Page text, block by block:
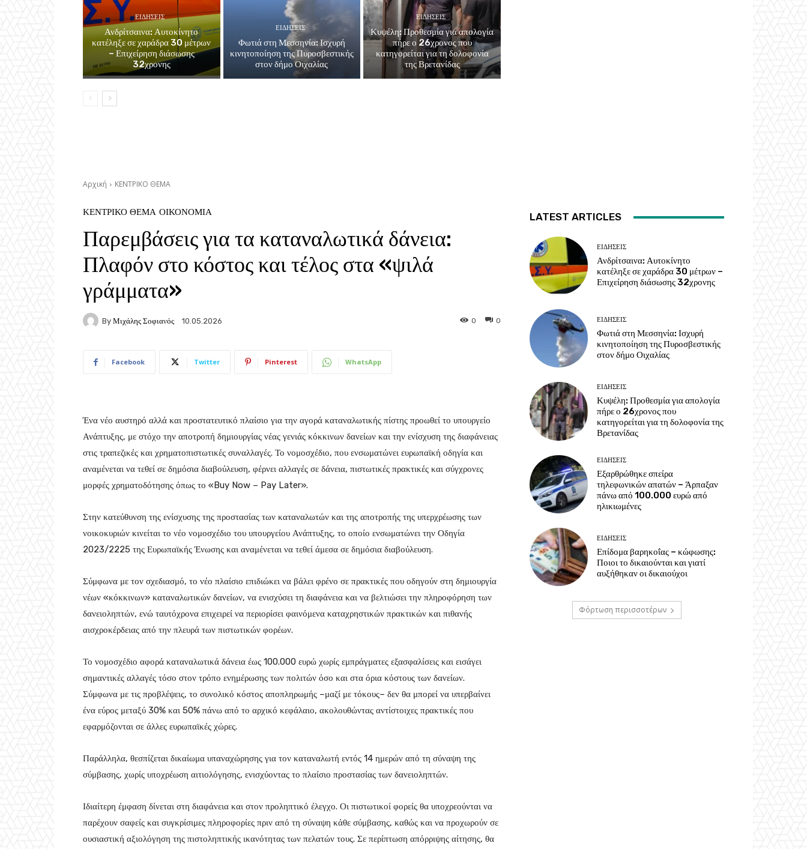
ΕΙΔΗΣΕΙΣ
Ανδρίτσαινα: Αυτοκίνητο
κατέληξε σε χαράδρα 30 μέτρων
– Επιχείρηση διάσωσης
32χρονης
ΕΙΔΗΣΕΙΣ
Φωτιά στη Μεσσηνία: Ισχυρή
κινητοποίηση της Πυροσβεστικής
στον δήμο Οιχαλίας
ΕΙΔΗΣΕΙΣ
Κυψέλη: Προθεσμία για απολογία
πήρε ο 26χρονος που
κατηγορείται για τη δολοφονία
της Βρετανίδας